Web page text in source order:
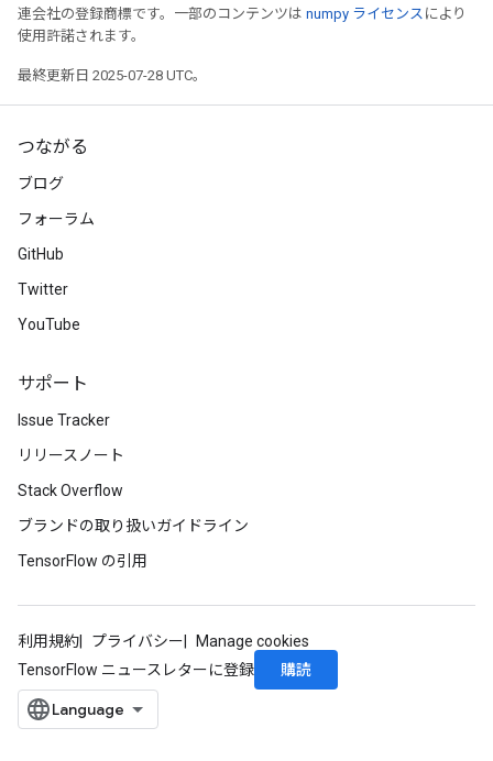
連会社の登録商標です。一部のコンテンツは numpy ライセンス により
使用許諾されます。
最終更新日 2025-07-28 UTC。
つながる
ブログ
フォーラム
GitHub
Twitter
YouTube
サポート
Issue Tracker
リリースノート
Stack Overflow
ブランドの取り扱いガイドライン
TensorFlow の引用
利用規約 プライバシー
Manage cookies
TensorFlow ニュースレターに登録
購読